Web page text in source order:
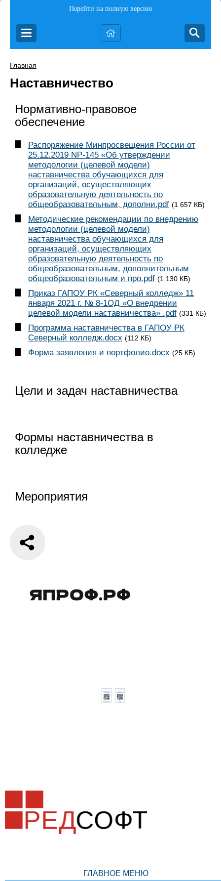
Перейти на полную версию
Главная
Наставничество
Нормативно-правовое
обеспечение
Распоряжение Минпросвещения России от
25.12.2019 NP-145 «Об утверждении
методологии (целевой модели)
наставничества обучающихся для
организаций, осуществляющих
образовательную деятельность по
общеобразовательным, дополни.pdf (1 657 КБ)
Методические рекомендации по внедрению
методологии (целевой модели)
наставничества обучающихся для
организаций, осуществляющих
образовательную деятельность по
общеобразовательным, дополнительным
общеобразовательным и про.pdf (1 130 КБ)
Приказ ГАПОУ РК «Северный колледж» 11
января 2021 г. № 8-1ОД «О внедрении
целевой модели наставничества» .pdf (331 КБ)
Программа наставничества в ГАПОУ РК
Северный колледж.docx (112 КБ)
Форма заявления и портфолио.docx (25 КБ)
Цели и задач наставничества
Формы наставничества в
колледже
Мероприятия
ГЛАВНОЕ МЕНЮ